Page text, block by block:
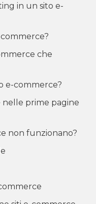
in un sito e-
che
e-commerce?
prime pagine
non funzionano?